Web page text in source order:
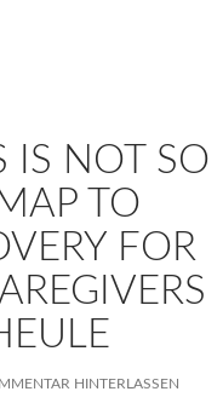
IS NOT SO
TO
FOR
HINTERLASSEN